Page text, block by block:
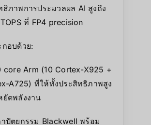
ธิภาพการประมวลผล AI สูงถึง
ที่ FP4 precision
กอบด้วย:
core Arm (10 Cortex-X925 +
A725) ที่ให้ทั้งประสิทธิภาพสูง
ยัดพลังงาน
าปัตยกรรม Blackwell พร้อม